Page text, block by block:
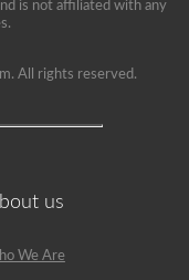
is not affiliated with any
All rights reserved.
us
We Are